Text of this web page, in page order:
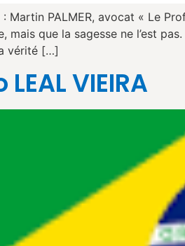
Martin PALMER, avocat « Le
mais que la sagesse ne l’est
vérité […]
VIEIRA